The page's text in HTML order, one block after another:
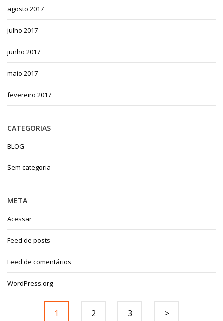
agosto 2017
julho 2017
junho 2017
maio 2017
fevereiro 2017
CATEGORIAS
BLOG
Sem categoria
META
Acessar
Feed de posts
Feed de comentários
WordPress.org
1 2 3 >